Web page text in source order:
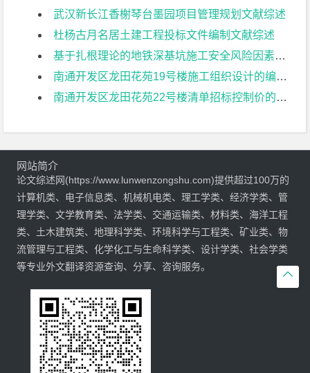
武汉新长江香榭琴台墨园项目管理规划文献综述
杜杨古月名居土建工程投标文件编制文献综述
基于扎根理论的地铁深基坑施工安全风险因素识别研究文献综述
南通开发区龙田花苑19号楼施工组织设计的编制文献综述
南通开发区龙田花苑22号楼清单招标控制价的编制文献综述

网站简介
论文综述网(https://www.lunwenzongshu.com)提供超过100万的
计算机类、电子信息类、机械机电类、理工学类、经济学类、管
理学类、文学教育类、法学类、交通运输类、材料类、海洋工程
类、土木建筑类、地理科学类、环境科学与工程类、矿业类、物
流管理与工程类、化学化工与生命科学类、设计学类、社会学类
等专业外文翻译资源查询、分享、咨询服务。